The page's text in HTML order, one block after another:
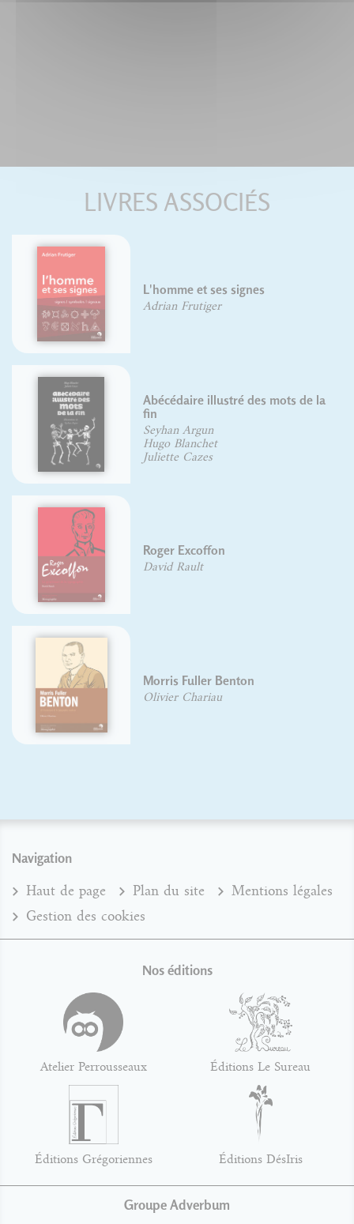
LIVRES ASSOCIÉS
L'homme et ses signes
Adrian Frutiger
Abécédaire illustré des mots de la
fin
Seyhan Argun
Hugo Blanchet
Juliette Cazes
Roger Excoffon
David Rault
Morris Fuller Benton
Olivier Chariau
Navigation
Haut de page Plan du site
Mentions légales
Gestion des cookies
Nos éditions
Atelier Perrousseaux Éditions Le Sureau
Éditions Grégoriennes Éditions DésIris
Groupe Adverbum